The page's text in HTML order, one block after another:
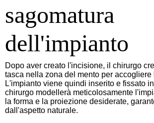
sagomatura
dell'impianto
Dopo aver creato l'incisione, il chirurgo
tasca nella zona del mento per accogliere
L'impianto viene quindi inserito e fissato in
chirurgo modellerà meticolosamente
la forma e la proiezione desiderate,
dall'aspetto naturale.